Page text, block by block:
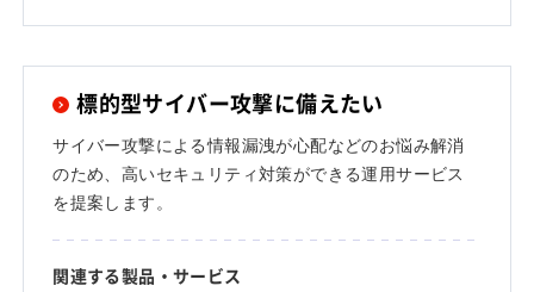
標的型サイバー攻撃に備えたい
サイバー攻撃による情報漏洩が心配などのお悩み解消
のため、高いセキュリティ対策ができる運用サービス
を提案します。
関連する製品・サービス